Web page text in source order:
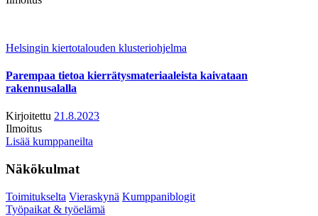
Helsingin kiertotalouden klusteriohjelma
Parempaa tietoa kierrätysmateriaaleista kaivataan
rakennusalalla
Kirjoitettu 21.8.2023
Ilmoitus
Lisää kumppaneilta
Näkökulmat
Toimitukselta Vieraskynä Kumppaniblogit
Työpaikat & työelämä